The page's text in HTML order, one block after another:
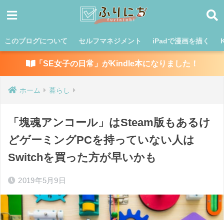
このブログについて セルフマネジメント iPadで漫画を描く
「SE女子の日常」がKindle本になりました！
ホーム 暮らし
「塊魂アンコール」はSteam版もあるけ
どゲーミングPCを持っていない人は
Switchを買った方が早いかも
2019年5月9日